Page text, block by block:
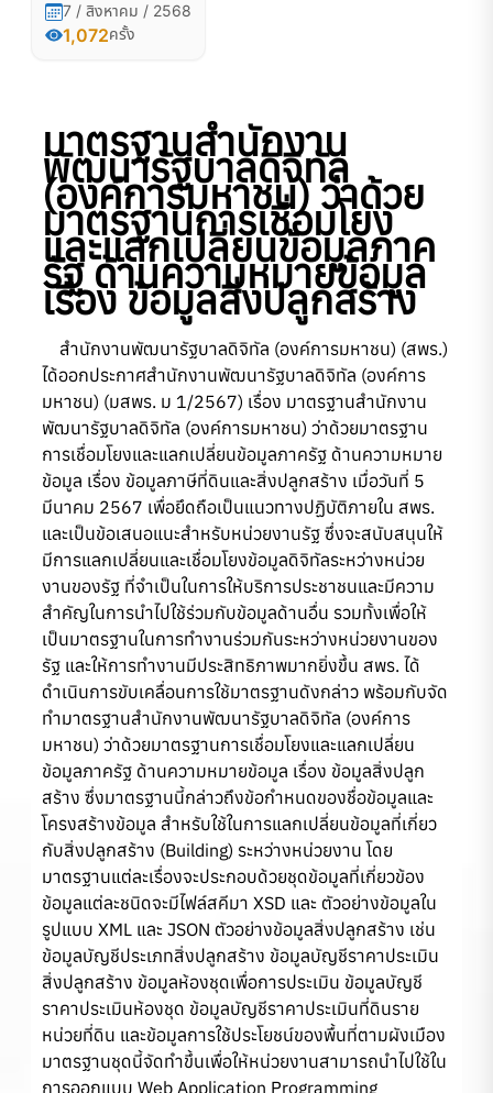
7 / สิงหาคม / 2568
1,072ครั้ง
มาตรฐานสํานักงาน
พัฒนารัฐบาลดิจิทัล
(องค์การมหาชน) ว่าด้วย
มาตรฐานการเชื่อมโยง
และแลกเปลี่ยนข้อมูลภาค
รัฐ ด้านความหมายข้อมูล
เรื่อง ข้อมูลสิ่งปลูกสร้าง
สำนักงานพัฒนารัฐบาลดิจิทัล (องค์การมหาชน) (สพร.)
ได้ออกประกาศสำนักงานพัฒนารัฐบาลดิจิทัล (องค์การ
มหาชน) (มสพร. ม 1/2567) เรื่อง มาตรฐานสำนักงาน
พัฒนารัฐบาลดิจิทัล (องค์การมหาชน) ว่าด้วยมาตรฐาน
การเชื่อมโยงและแลกเปลี่ยนข้อมูลภาครัฐ ด้านความหมาย
ข้อมูล เรื่อง ข้อมูลภาษีที่ดินและสิ่งปลูกสร้าง เมื่อวันที่ 5
มีนาคม 2567 เพื่อยึดถือเป็นแนวทางปฏิบัติภายใน สพร.
และเป็นข้อเสนอแนะสำหรับหน่วยงานรัฐ ซึ่งจะสนับสนุนให้
มีการแลกเปลี่ยนและเชื่อมโยงข้อมูลดิจิทัลระหว่างหน่วย
งานของรัฐ ที่จำเป็นในการให้บริการประชาชนและมีความ
สำคัญในการนำไปใช้ร่วมกับข้อมูลด้านอื่น รวมทั้งเพื่อให้
เป็นมาตรฐานในการทำงานร่วมกันระหว่างหน่วยงานของ
รัฐ และให้การทำงานมีประสิทธิภาพมากยิ่งขึ้น สพร. ได้
ดำเนินการขับเคลื่อนการใช้มาตรฐานดังกล่าว พร้อมกับจัด
ทำมาตรฐานสํานักงานพัฒนารัฐบาลดิจิทัล (องค์การ
มหาชน) ว่าด้วยมาตรฐานการเชื่อมโยงและแลกเปลี่ยน
ข้อมูลภาครัฐ ด้านความหมายข้อมูล เรื่อง ข้อมูลสิ่งปลูก
สร้าง ซึ่งมาตรฐานนี้กล่าวถึงข้อกำหนดของชื่อข้อมูลและ
โครงสร้างข้อมูล สำหรับใช้ในการแลกเปลี่ยนข้อมูลที่เกี่ยว
กับสิ่งปลูกสร้าง (Building) ระหว่างหน่วยงาน โดย
มาตรฐานแต่ละเรื่องจะประกอบด้วยชุดข้อมูลที่เกี่ยวข้อง
ข้อมูลแต่ละชนิดจะมีไฟล์สคีมา XSD และ ตัวอย่างข้อมูลใน
รูปแบบ XML และ JSON ตัวอย่างข้อมูลสิ่งปลูกสร้าง เช่น
ข้อมูลบัญชีประเภทสิ่งปลูกสร้าง ข้อมูลบัญชีราคาประเมิน
สิ่งปลูกสร้าง ข้อมูลห้องชุดเพื่อการประเมิน​ ข้อมูลบัญชี
ราคาประเมินห้องชุด ข้อมูลบัญชีราคาประเมินที่ดินราย
หน่วยที่ดิน และข้อมูลการใช้ประโยชน์ของพื้นที่ตามผังเมือง
มาตรฐานชุดนี้จัดทำขึ้นเพื่อให้หน่วยงานสามารถนำไปใช้ใน
การออกแบบ Web Application Programming